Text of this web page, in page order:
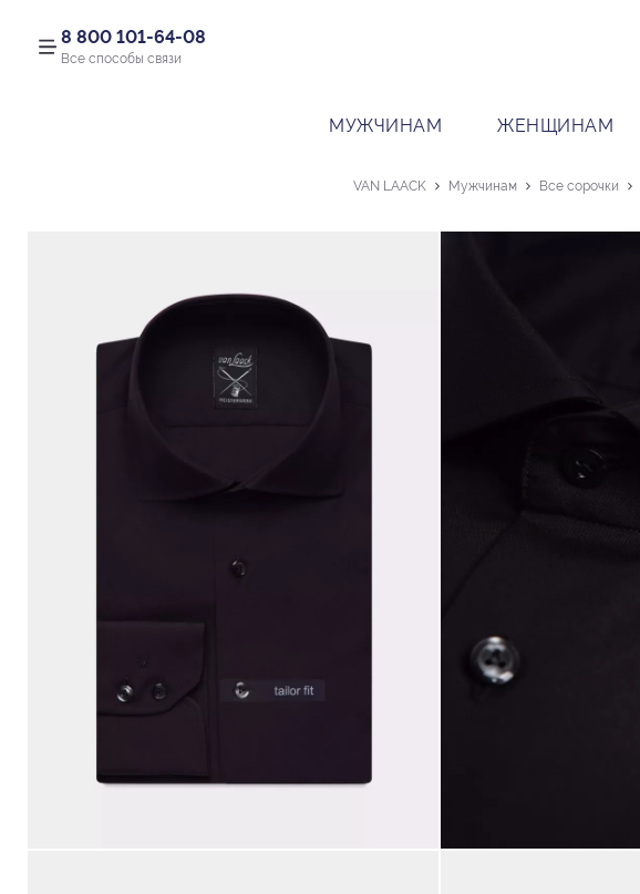
8 800 101-64-08
Все способы связи
МУЖЧИНАМ ЖЕНЩИНАМ
VAN LAACK Мужчинам Все сорочки